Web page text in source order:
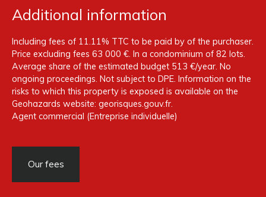
Additional information
Including fees of 11.11% TTC to be paid by of the purchaser.
Price excluding fees 63 000 €. In a condominium of 82 lots.
Average share of the estimated budget 513 €/year. No
ongoing proceedings. Not subject to DPE. Information on the
risks to which this property is exposed is available on the
Geohazards website: georisques.gouv.fr.
Agent commercial (Entreprise individuelle)
Our fees